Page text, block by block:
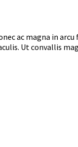
ac magna in
Ut convallis